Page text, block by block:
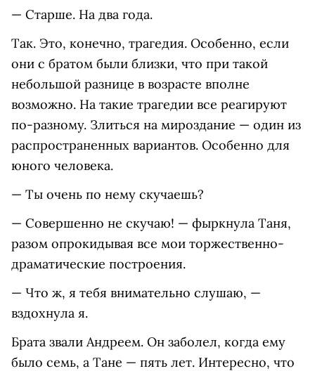
— Старше. На два года.
Так. Это, конечно, трагедия. Особенно, если
они с братом были близки, что при такой
небольшой разнице в возрасте вполне
возможно. На такие трагедии все реагируют
по-разному. Злиться на мироздание — один из
распространенных вариантов. Особенно для
юного человека.
— Ты очень по нему скучаешь?
— Совершенно не скучаю! — фыркнула Таня,
разом опрокидывая все мои торжественно-
драматические построения.
— Что ж, я тебя внимательно слушаю, —
вздохнула я.
Брата звали Андреем. Он заболел, когда ему
было семь, а Тане — пять лет. Интересно, что